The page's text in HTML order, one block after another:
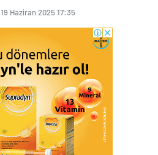
19 Haziran 2025 17:35